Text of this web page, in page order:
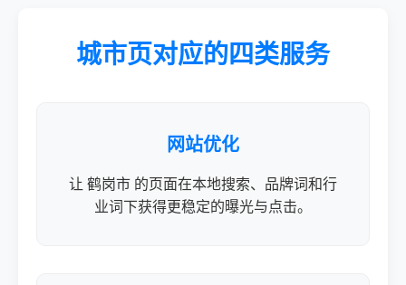
城市页对应的四类服务
网站优化
让 鹤岗市 的页面在本地搜索、品牌词和行
业词下获得更稳定的曝光与点击。